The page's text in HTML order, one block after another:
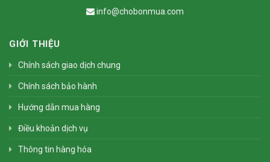
info@chobonmua.com
GIỚI THIỆU
Chính sách giao dịch chung
Chính sách bảo hành
Hướng dẫn mua hàng
Điều khoản dịch vụ
Thông tin hàng hóa